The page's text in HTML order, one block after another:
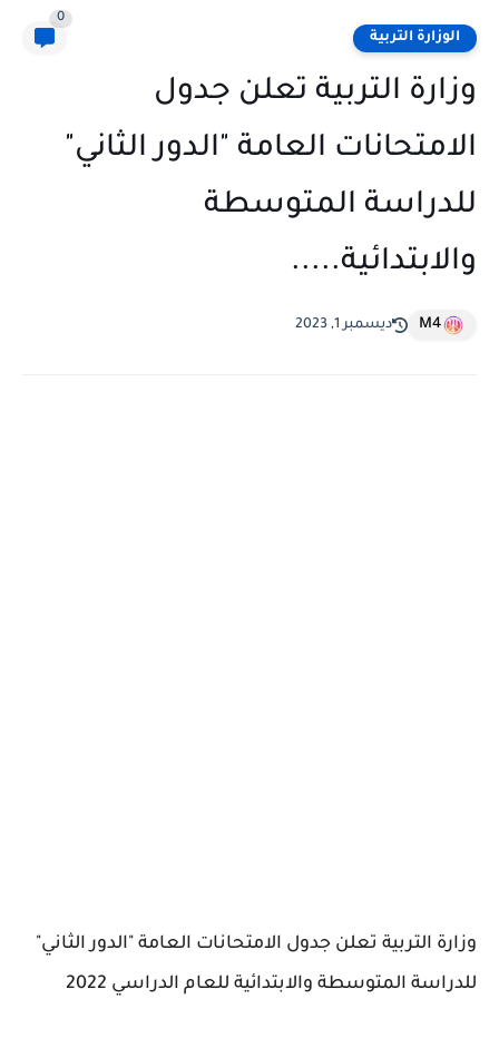
الوزارة التربية
0
وزارة التربية تعلن جدول
الامتحانات العامة "الدور الثاني"
للدراسة المتوسطة
والابتدائية.....
M4 ديسمبر 1, 2023
وزارة التربية تعلن جدول الامتحانات العامة "الدور الثاني"
للدراسة المتوسطة والابتدائية للعام الدراسي 2022